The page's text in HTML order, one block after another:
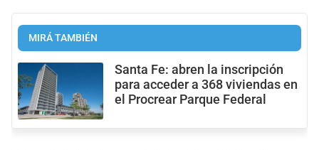
MIRÁ TAMBIÉN
Santa Fe: abren la inscripción
para acceder a 368 viviendas en
el Procrear Parque Federal